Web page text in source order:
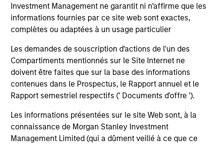
Investment Management ne garantit ni n’affirme que les
informations fournies par ce site web sont exactes,
complètes ou adaptées à un usage particulier
Les demandes de souscription d'actions de l'un des
Compartiments mentionnés sur le Site Internet ne
doivent être faites que sur la base des informations
contenues dans le Prospectus, le Rapport annuel et le
Rapport semestriel respectifs (' Documents d'offre ').
Les informations présentées sur le site Web sont, à la
connaissance de Morgan Stanley Investment
Management Limited (qui a dûment veillé à ce que ce
Morgan Stanley